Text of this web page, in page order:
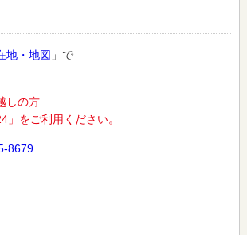
地・地図 」で
しの方
」をご利用ください。
8679